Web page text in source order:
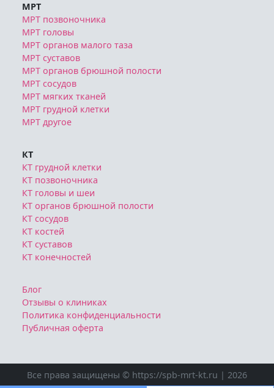
МРТ
МРТ позвоночника
МРТ головы
МРТ органов малого таза
МРТ суставов
МРТ органов брюшной полости
МРТ сосудов
МРТ мягких тканей
МРТ грудной клетки
МРТ другое
КТ
КТ грудной клетки
КТ позвоночника
КТ головы и шеи
КТ органов брюшной полости
КТ сосудов
КТ костей
КТ суставов
КТ конечностей
Блог
Отзывы о клиниках
Политика конфиденциальности
Публичная оферта
Все права защищены © https://spb-mrt-kt.ru | 2026